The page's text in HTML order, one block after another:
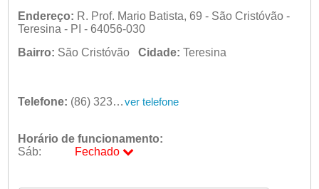
Endereço: R. Prof. Mario Batista, 69 - São Cristóvão -
Teresina - PI - 64056-030
Bairro: São Cristóvão Cidade: Teresina
Telefone: (86) 3233-3085 ver telefone
Horário de funcionamento:
Sáb:
Fechado